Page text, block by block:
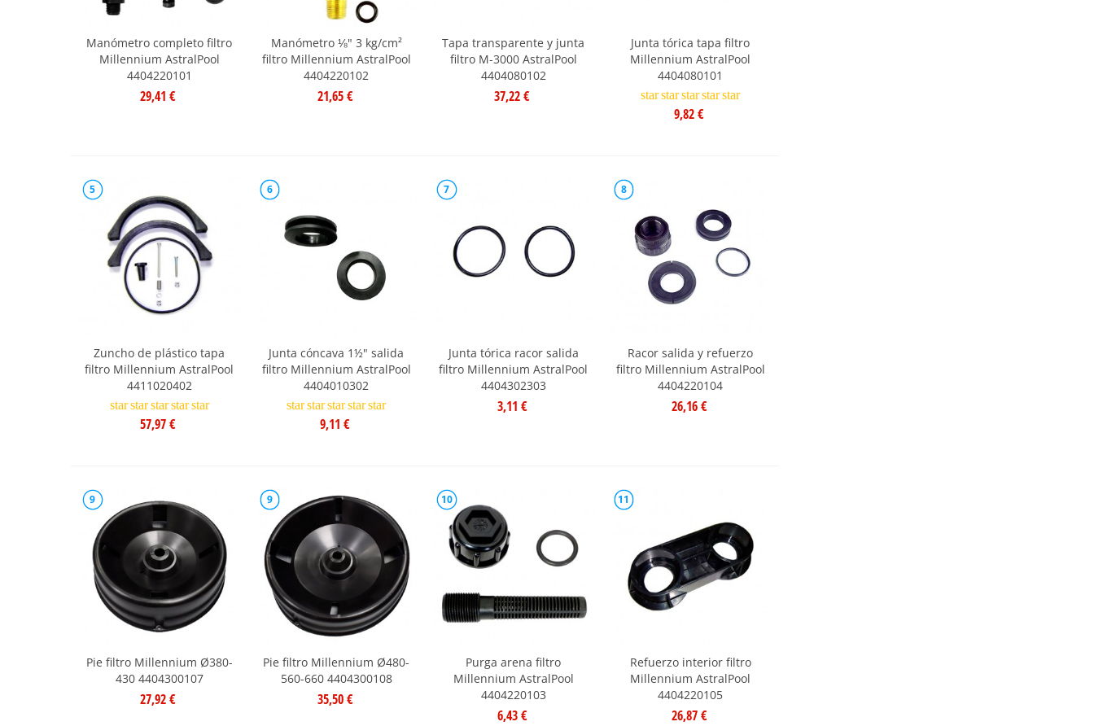
Manómetro completo filtro
Millennium AstralPool
4404220101
29,41 €
Manómetro ⅛" 3 kg/cm²
filtro Millennium AstralPool
4404220102
21,65 €
Tapa transparente y junta
filtro M-3000 AstralPool
4404080102
37,22 €
Junta tórica tapa filtro
Millennium AstralPool
4404080101
starstarstarstarstar
9,82 €
5
Zuncho de plástico tapa
filtro Millennium AstralPool
4411020402
starstarstarstarstar
57,97 €
6
Junta cóncava 1½" salida
filtro Millennium AstralPool
4404010302
starstarstarstarstar
9,11 €
7
Junta tórica racor salida
filtro Millennium AstralPool
4404302303
3,11 €
8
Racor salida y refuerzo
filtro Millennium AstralPool
4404220104
26,16 €
9
Pie filtro Millennium Ø380-
430 4404300107
27,92 €
9
Pie filtro Millennium Ø480-
560-660 4404300108
35,50 €
10
Purga arena filtro
Millennium AstralPool
4404220103
6,43 €
11
Refuerzo interior filtro
Millennium AstralPool
4404220105
26,87 €